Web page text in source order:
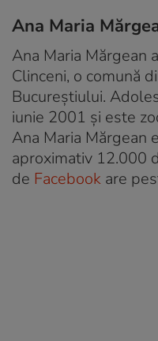
Ana Maria
Ana Maria Mărgean
Clinceni, o comună
Bucureștiului.
iunie 2001 și este
Ana Maria Mărgean
aproximativ 12.000
de Facebook are